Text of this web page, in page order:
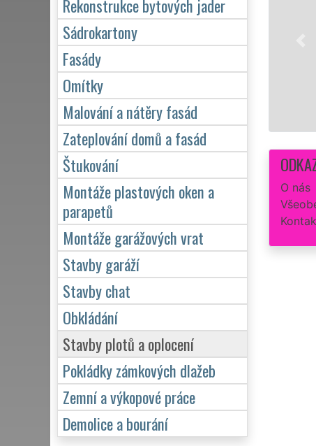
O nás
Rekonstrukce bytových jader
Sádrokartony
Fasády
Omítky
Malování a nátěry fasád
Zateplování domů a fasád
Štukování
Montáže plastových oken a
parapetů
Montáže garážových vrat
Stavby garáží
Stavby chat
Obkládání
Stavby plotů a oplocení
Pokládky zámkových dlažeb
Zemní a výkopové práce
Demolice a bourání